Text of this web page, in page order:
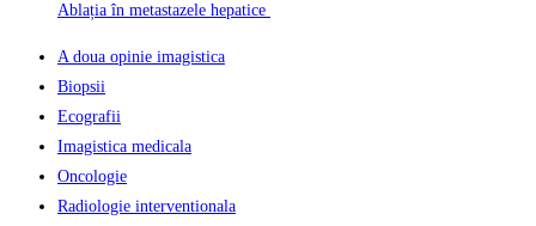
Ablația în metastazele hepatice
A doua opinie imagistica
Biopsii
Ecografii
Imagistica medicala
Oncologie
Radiologie interventionala